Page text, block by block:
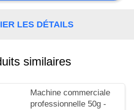
LES DÉTAILS
similaires
Machine commerciale
professionnelle 50g -